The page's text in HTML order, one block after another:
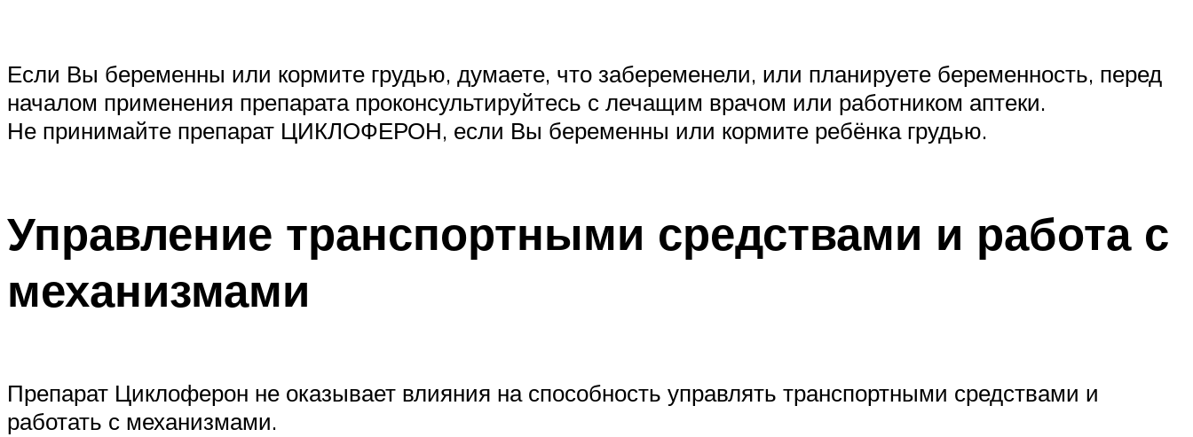
Если Вы беременны или кормите грудью, думаете, что забеременели, или планируете беременность, перед
началом применения препарата проконсультируйтесь с лечащим врачом или работником аптеки.
Не принимайте препарат ЦИКЛОФЕРОН, если Вы беременны или кормите ребёнка грудью.
Управление транспортными средствами и работа с
механизмами
Препарат Циклоферон не оказывает влияния на способность управлять транспортными средствами и
работать с механизмами.